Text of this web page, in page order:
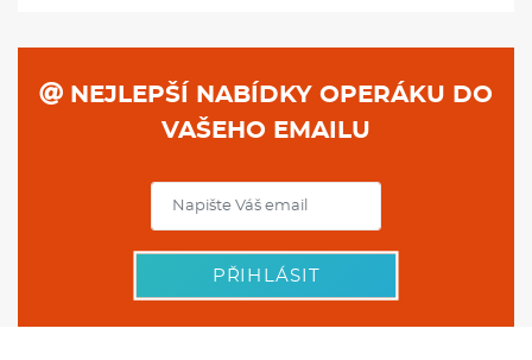
NEJLEPŠÍ NABÍDKY OPERÁKU DO
VAŠEHO EMAILU
PŘIHLÁSIT